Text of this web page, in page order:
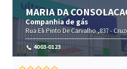
MARIA DA
MARQUES ME
Companhia de gás
Rua Eli Pinto De Carvalho ,837 -
4003-0123